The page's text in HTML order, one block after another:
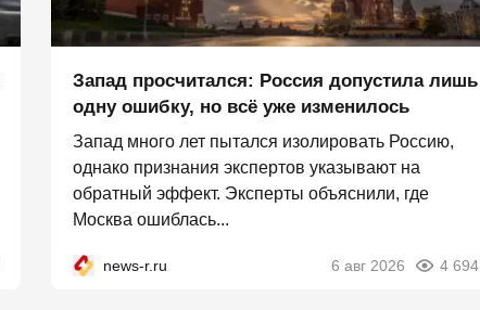
Запад просчитался: Россия допустила лишь
одну ошибку, но всё уже изменилось
Запад много лет пытался изолировать Россию,
однако признания экспертов указывают на
обратный эффект. Эксперты объяснили, где
Москва ошиблась...
news-r.ru 6 авг 2026 4 694